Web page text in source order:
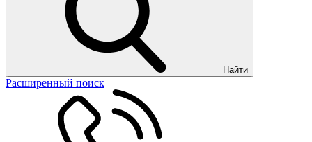
Найти
Расширенный поиск